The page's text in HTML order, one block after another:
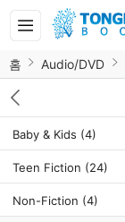
홈 Audio/DVD
Baby & Kids (4)
Teen Fiction (24)
Non-Fiction (4)